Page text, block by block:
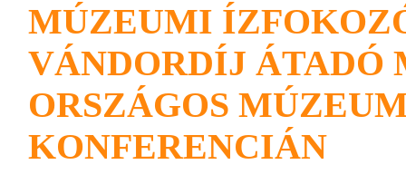
MÚZEUMI
VÁNDORDÍJ ÁTADÓ
ORSZÁGOS
KONFERENCIÁN